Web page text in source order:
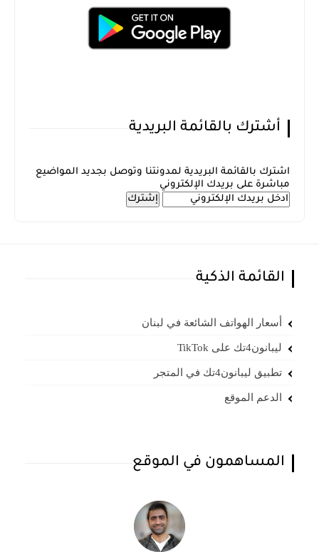
أشترك بالقائمة البريدية
اشترك بالقائمة البريدية لمدونتنا وتوصل بجديد المواضيع
مباشرة على بريدك الإلكتروني
القائمة الذكية
أسعار الهواتف الشائعة في لبنان
ليبانون4تك على TikTok
تطبيق ليبانون4تك في المتجر
الدعم الموقع
المساهمون في الموقع